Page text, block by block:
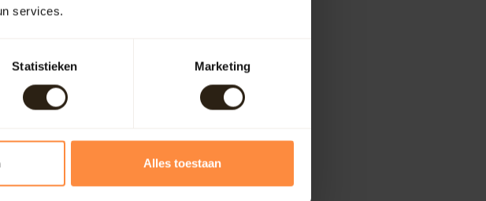
services.
Statistieken Marketing
Alles toestaan